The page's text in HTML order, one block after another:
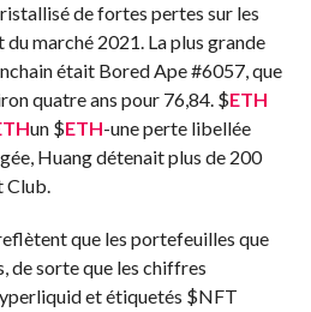
de fortes pertes sur les
marché 2021. La plus grande
était Bored Ape #6057, que
quatre ans pour 76,84. $ETH
un $ETH-une perte libellée
Huang détenait plus de 200
Club.
que les portefeuilles que
de sorte que les chiffres
et étiquetés $NFT